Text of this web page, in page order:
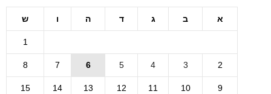
א ב ג ד ה ו ש
1
2
3
4
5
6
7
8
9
10
11
12
13
14
15